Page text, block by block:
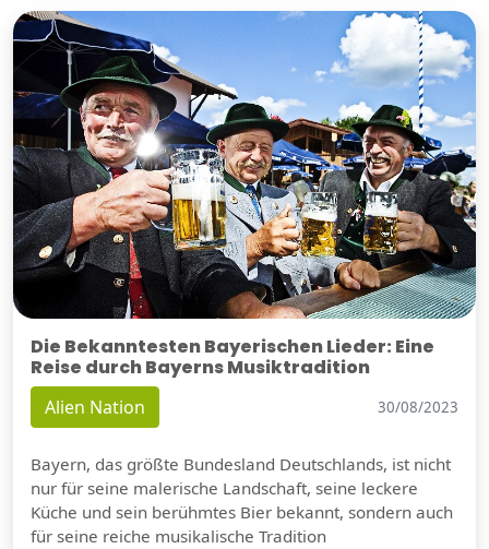
Die Bekanntesten Bayerischen Lieder: Eine
Reise durch Bayerns Musiktradition
Alien Nation 30/08/2023
Bayern, das größte Bundesland Deutschlands, ist nicht
nur für seine malerische Landschaft, seine leckere
Küche und sein berühmtes Bier bekannt, sondern auch
für seine reiche musikalische Tradition